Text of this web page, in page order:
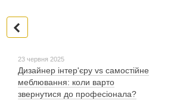
23 червня 2025
Дизайнер інтер'єру vs самостійне
меблювання: коли варто
звернутися до професіонала?